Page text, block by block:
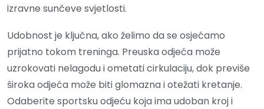
izravne sunčeve svjetlosti.
Udobnost je ključna, ako želimo da se osjećamo
prijatno tokom treninga. Preuska odjeća može
uzrokovati nelagodu i ometati cirkulaciju, dok previše
široka odjeća može biti glomazna i otežati kretanje.
Odaberite sportsku odjeću koja ima udoban kroj i